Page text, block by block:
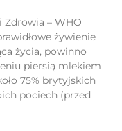
Zdrowia – WHO
żywienie
życia, powinno
piersią mlekiem
75% brytyjskich
pociech (przed